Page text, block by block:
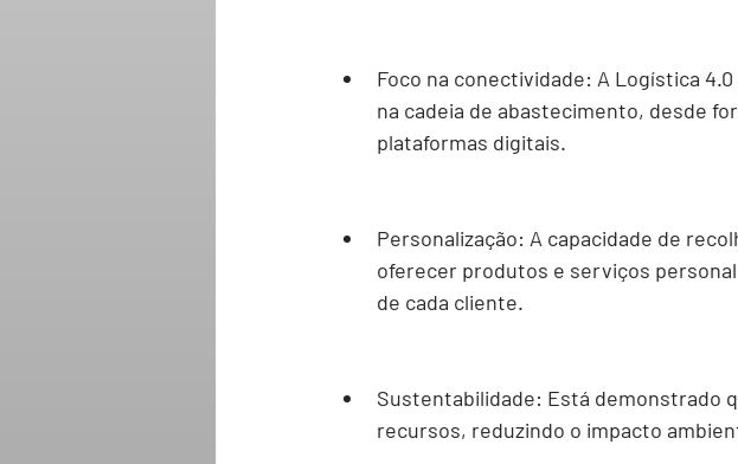
Foco na conectividade: A Logística
na cadeia de abastecimento, desde
plataformas digitais.
Personalização: A capacidade de
oferecer produtos e serviços
de cada cliente.
Sustentabilidade: Está demonstrado
recursos, reduzindo o impacto